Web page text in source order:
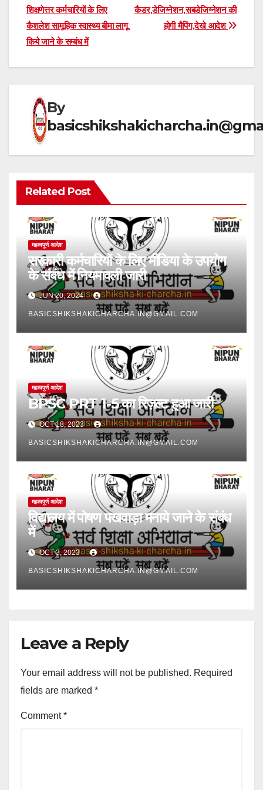
s
A
p
p
gr
a
m
e
b
o
navigation
कैडर,डेजिग्नेशन,सबडेजिग्नेशन की
होगी मैपिंग,देखे आदेश
शिक्षणेत्तर कर्मचारियों के लिए
कैशलेश सामूहिक स्वास्थ्य बीमा लागू
किये जाने के सम्बंध में
By
Related Post
महत्वपूर्ण आदेश
सरकारी कर्मचारियों के लिए मीडिया के उपयोग
के संबंध में नियमावली जारी
JUN 20, 2024
BASICSHIKSHAKICHARCHA.IN@GMAIL.COM
महत्वपूर्ण आदेश
BPSC PRT 1-5 का रिज़ल्ट हुआ जारी
OCT 18, 2023
BASICSHIKSHAKICHARCHA.IN@GMAIL.COM
महत्वपूर्ण आदेश
विद्यालय में पोषण पखवाड़ा मनाये जाने के संबंध
में
OCT 3, 2023
BASICSHIKSHAKICHARCHA.IN@GMAIL.COM
Leave a Reply
Your email address will not be published. Required
fields are marked *
Comment*